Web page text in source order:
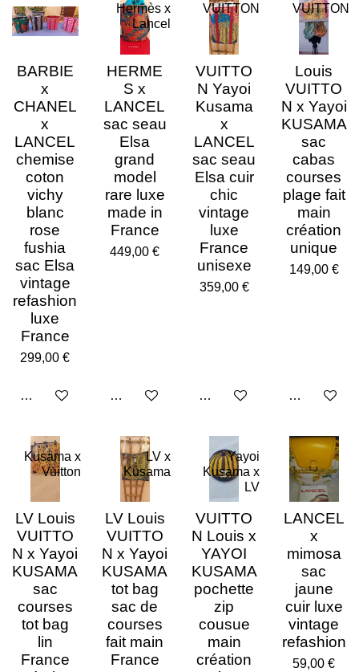
BARBIE
x
CHANEL
x
LANCEL
chemise
coton
vichy
blanc
rose
fushia
sac Elsa
vintage
refashion
luxe
France
299,00 €
Ajouter au panier
Hermès x
Lancel
HERME
S x
LANCEL
sac seau
Elsa
grand
model
rare luxe
made in
France
449,00 €
Ajouter au panier
VUITTON
VUITTO
N Yayoi
Kusama
x
LANCEL
sac seau
Elsa cuir
chic
vintage
luxe
France
unisexe
359,00 €
Ajouter au panier
VUITTON
Louis
VUITTO
N x Yayoi
KUSAMA
sac
cabas
courses
plage fait
main
création
unique
149,00 €
Ajouter au
Kusama x
Vuitton
LV Louis
VUITTO
N x Yayoi
KUSAMA
sac
courses
tot bag
lin
France
LV x
Kusama
LV Louis
VUITTO
N x Yayoi
KUSAMA
tot bag
sac de
courses
fait main
France
Yayoi
Kusama x
LV
VUITTO
N Louis x
YAYOI
KUSAMA
pochette
zip
cousue
main
création
LANCEL
x
mimosa
sac
jaune
cuir luxe
vintage
refashion
59,00 €